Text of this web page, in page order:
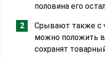
половина его
Срывают также с
можно положить в
сохранят